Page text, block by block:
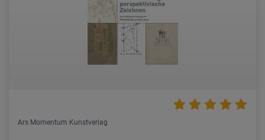
Ars Momentum Kunstverlag